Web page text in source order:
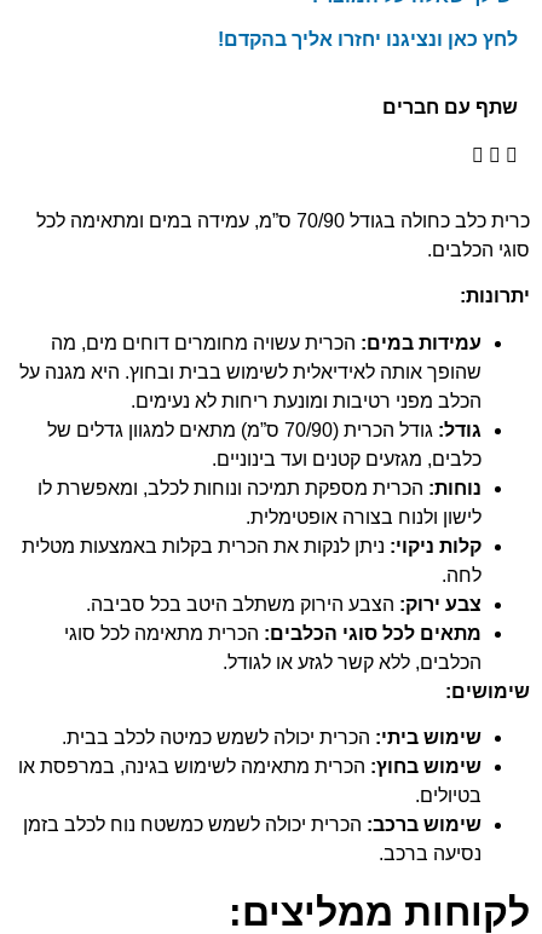
לחץ כאן ונציגנו יחזרו אליך בהקדם!
שתף עם חברים
כרית כלב כחולה בגודל 70/90 ס”מ, עמידה במים ומתאימה לכל
סוגי הכלבים.
יתרונות:
עמידות במים: הכרית עשויה מחומרים דוחים מים, מה
שהופך אותה לאידיאלית לשימוש בבית ובחוץ. היא מגנה על
הכלב מפני רטיבות ומונעת ריחות לא נעימים.
גודל:
גודל הכרית (70/90 ס”מ) מתאים למגוון גדלים של
כלבים, מגזעים קטנים ועד בינוניים.
נוחות: הכרית מספקת תמיכה ונוחות לכלב, ומאפשרת לו
לישון ולנוח בצורה אופטימלית.
קלות ניקוי: ניתן לנקות את הכרית בקלות באמצעות מטלית
לחה.
צבע ירוק: הצבע הירוק משתלב היטב בכל סביבה.
מתאים לכל סוגי הכלבים: הכרית מתאימה לכל סוגי
הכלבים, ללא קשר לגזע או לגודל.
שימושים:
שימוש ביתי: הכרית יכולה לשמש כמיטה לכלב בבית.
שימוש בחוץ: הכרית מתאימה לשימוש בגינה, במרפסת או
בטיולים.
שימוש ברכב: הכרית יכולה לשמש כמשטח נוח לכלב בזמן
נסיעה ברכב.
לקוחות ממליצים: